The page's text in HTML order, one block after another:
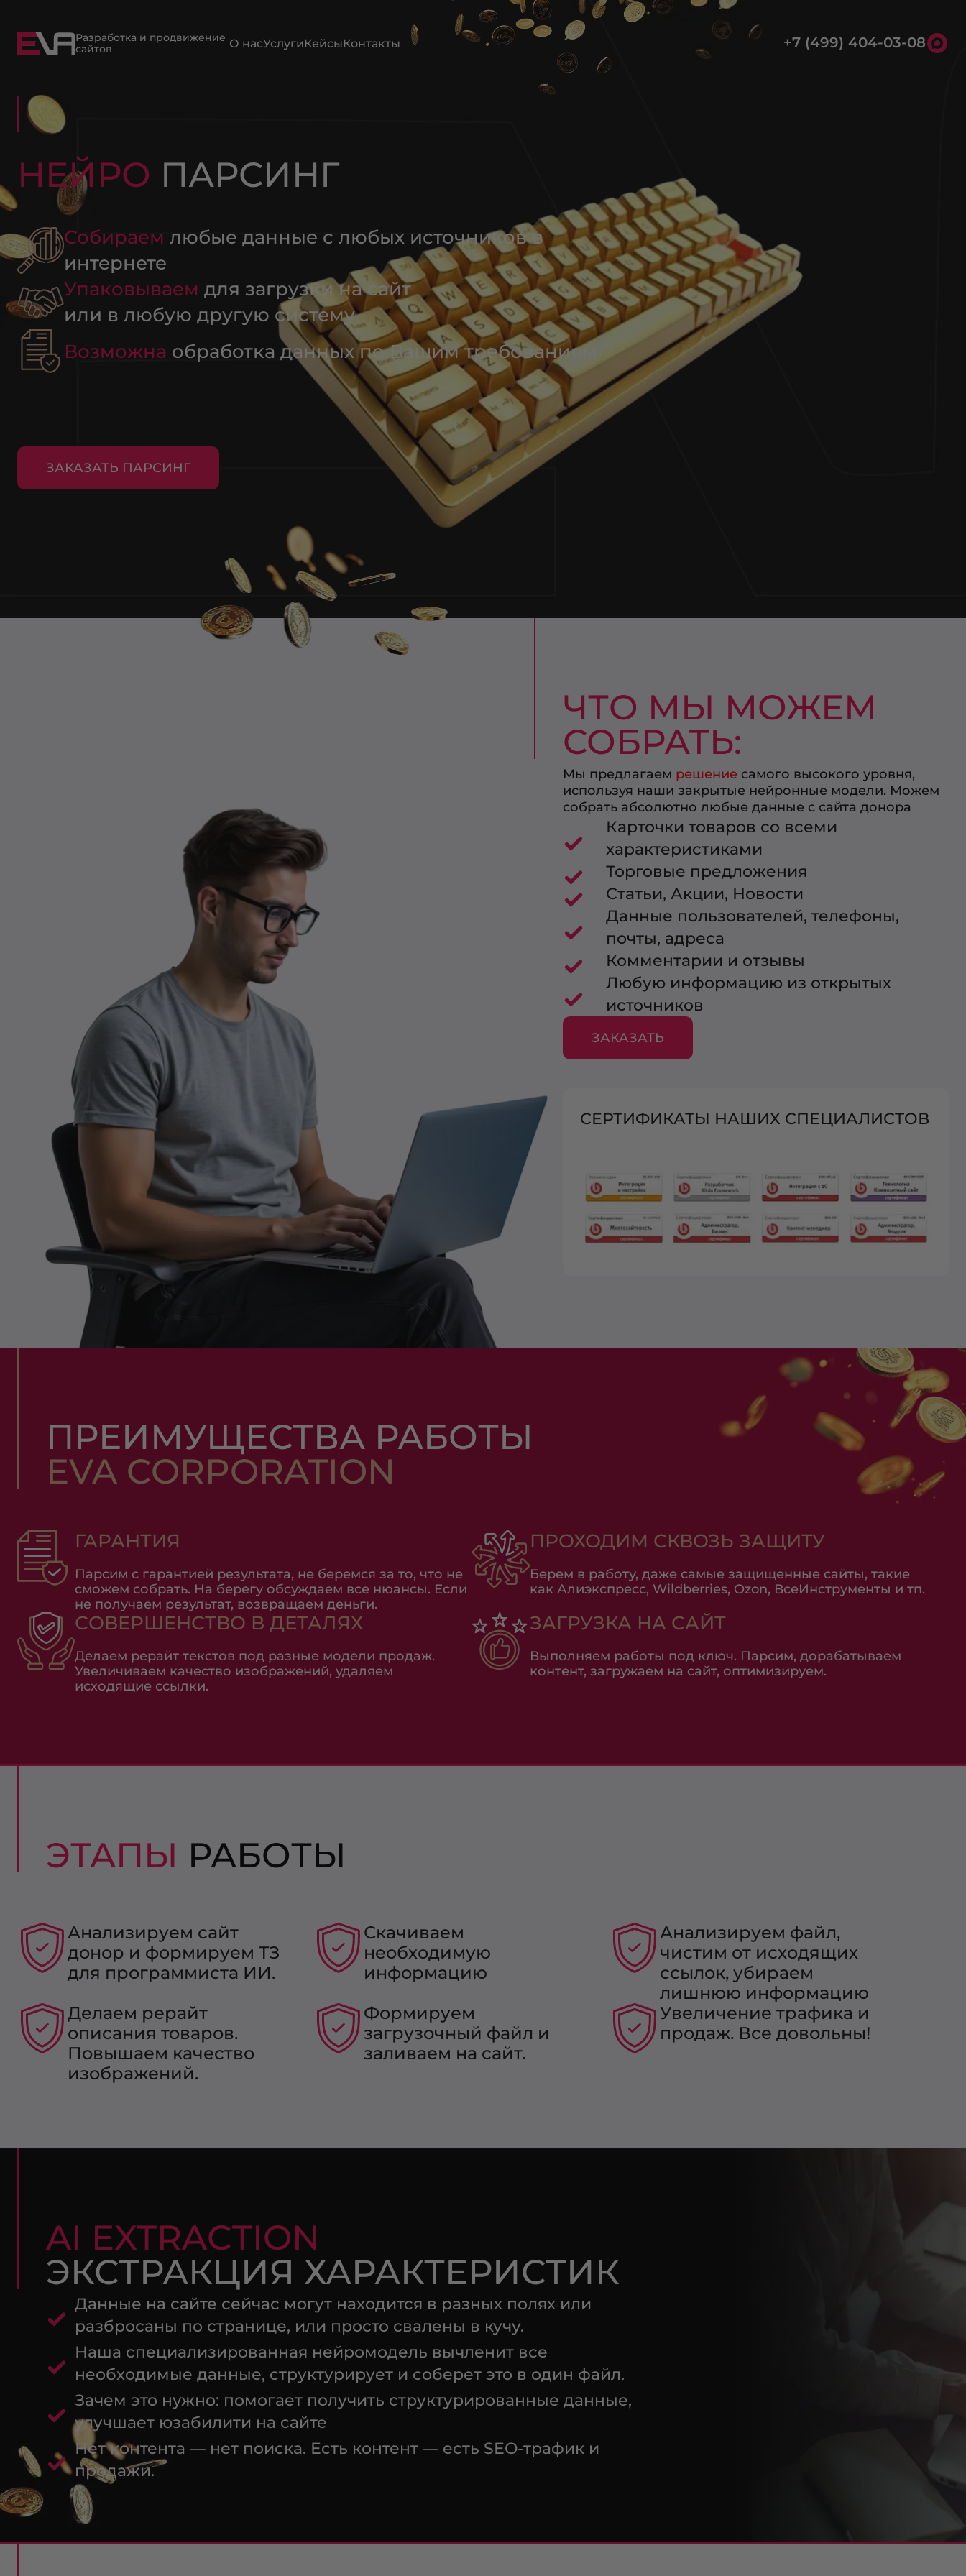
Разработка и продвижение
сайтов
О насУслугиКейсыКонтакты
+7 (499) 404-03-08
НЕЙРО ПАРСИНГ
Собираем любые данные с любых источников в
интернете
Упаковываем для загрузки на сайт
или в любую другую систему
Возможна обработка данных по Вашим требованиям
ЗАКАЗАТЬ ПАРСИНГ
ЧТО МЫ МОЖЕМ
СОБРАТЬ:
Мы предлагаем решение самого высокого уровня,
используя наши закрытые нейронные модели. Можем
собрать абсолютно любые данные с сайта донора
Карточки товаров со всеми
характеристиками
Торговые предложения
Статьи, Акции, Новости
Данные пользователей, телефоны,
почты, адреса
Комментарии и отзывы
Любую информацию из открытых
источников
ЗАКАЗАТЬ
СЕРТИФИКАТЫ НАШИХ СПЕЦИАЛИСТОВ
ПРЕИМУЩЕСТВА РАБОТЫ
EVA CORPORATION
ГАРАНТИЯ
Парсим с гарантией результата, не беремся за то, что не
сможем собрать. На берегу обсуждаем все нюансы. Если
не получаем результат, возвращаем деньги.
ПРОХОДИМ СКВОЗЬ ЗАЩИТУ
Берем в работу, даже самые защищенные сайты, такие
как Алиэкспресс, Wildberries, Ozon, ВсеИнструменты и тп.
СОВЕРШЕНСТВО В ДЕТАЛЯХ
Делаем рерайт текстов под разные модели продаж.
Увеличиваем качество изображений, удаляем
исходящие ссылки.
ЗАГРУЗКА НА САЙТ
Выполняем работы под ключ. Парсим, дорабатываем
контент, загружаем на сайт, оптимизируем.
ЭТАПЫ РАБОТЫ
Анализируем сайт
донор и формируем ТЗ
для программиста ИИ.
Скачиваем
необходимую
информацию
Анализируем файл,
чистим от исходящих
ссылок, убираем
лишнюю информацию
Делаем рерайт
описания товаров.
Повышаем качество
изображений.
Формируем
загрузочный файл и
заливаем на сайт.
Увеличение трафика и
продаж. Все довольны!
AI EXTRACTION
ЭКСТРАКЦИЯ ХАРАКТЕРИСТИК
Данные на сайте сейчас могут находится в разных полях или
разбросаны по странице, или просто свалены в кучу.
Наша специализированная нейромодель вычленит все
необходимые данные, структурирует и соберет это в один файл.
Зачем это нужно: помогает получить структурированные данные,
улучшает юзабилити на сайте
Нет контента — нет поиска. Есть контент — есть SEO-трафик и
продажи.